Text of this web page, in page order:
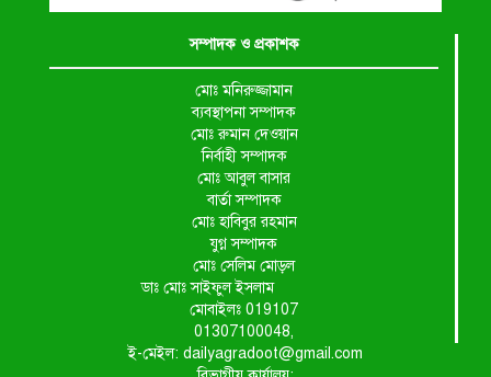
সম্পাদক ও প্রকাশক
মোঃ মনিরুজ্জামান
ব্যবস্থাপনা সম্পাদক
মোঃ রুমান দেওয়ান
নির্বাহী সম্পাদক
মোঃ আবুল বাসার
বার্তা সম্পাদক
মোঃ হাবিবুর রহমান
যুগ্ন সম্পাদক
মোঃ সেলিম মোড়ল
ডাঃ মোঃ সাইফুল ইসলাম
মোবাইলঃ 019107
01307100048,
ই-মেইল: dailyagradoot@gmail.com